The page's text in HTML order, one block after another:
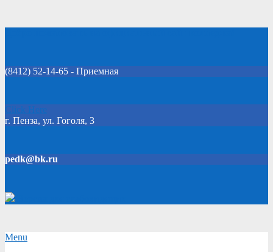
(8412) 52-14-65 - Приемная
Click Here
г. Пенза, ул. Гоголя, 3
pedk@bk.ru
Secondary
Menu